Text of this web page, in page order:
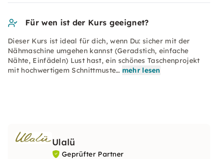
Für wen ist der Kurs geeignet?
Dieser Kurs ist ideal für dich, wenn Du: sicher mit der
Nähmaschine umgehen kannst (Geradstich, einfache
Nähte, Einfädeln) Lust hast, ein schönes Taschenprojekt
mit hochwertigem Schnittmuste… mehr lesen
Ulalü
Geprüfter Partner